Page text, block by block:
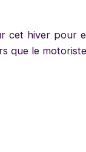
cet hiver pour
que le